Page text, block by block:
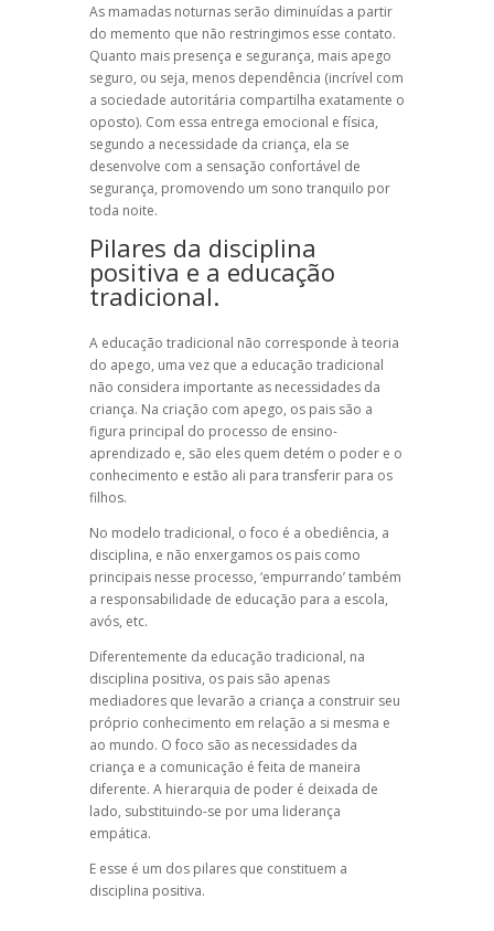
As mamadas noturnas serão diminuídas a partir
do memento que não restringimos esse contato.
Quanto mais presença e segurança, mais apego
seguro, ou seja, menos dependência (incrível com
a sociedade autoritária compartilha exatamente o
oposto). Com essa entrega emocional e física,
segundo a necessidade da criança, ela se
desenvolve com a sensação confortável de
segurança, promovendo um sono tranquilo por
toda noite.
Pilares da disciplina
positiva e a educação
tradicional.
A educação tradicional não corresponde à teoria
do apego, uma vez que a educação tradicional
não considera importante as necessidades da
criança. Na criação com apego, os pais são a
figura principal do processo de ensino-
aprendizado e, são eles quem detém o poder e o
conhecimento e estão ali para transferir para os
filhos.
No modelo tradicional, o foco é a obediência, a
disciplina, e não enxergamos os pais como
principais nesse processo, ‘empurrando’ também
a responsabilidade de educação para a escola,
avós, etc.
Diferentemente da educação tradicional, na
disciplina positiva, os pais são apenas
mediadores que levarão a criança a construir seu
próprio conhecimento em relação a si mesma e
ao mundo. O foco são as necessidades da
criança e a comunicação é feita de maneira
diferente. A hierarquia de poder é deixada de
lado, substituindo-se por uma liderança
empática.
E esse é um dos pilares que constituem a
disciplina positiva.